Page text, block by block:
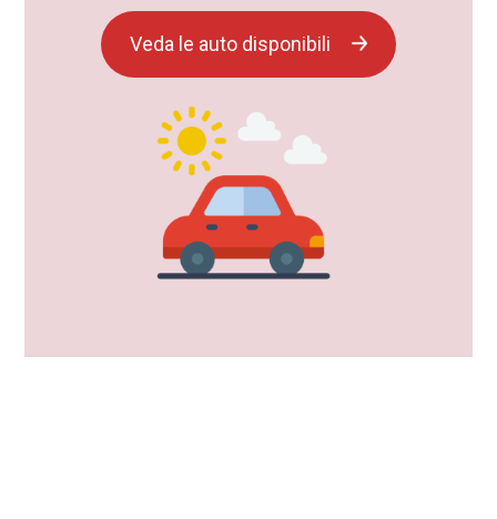
Veda le auto disponibili